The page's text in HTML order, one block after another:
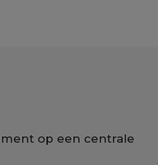
op een centrale